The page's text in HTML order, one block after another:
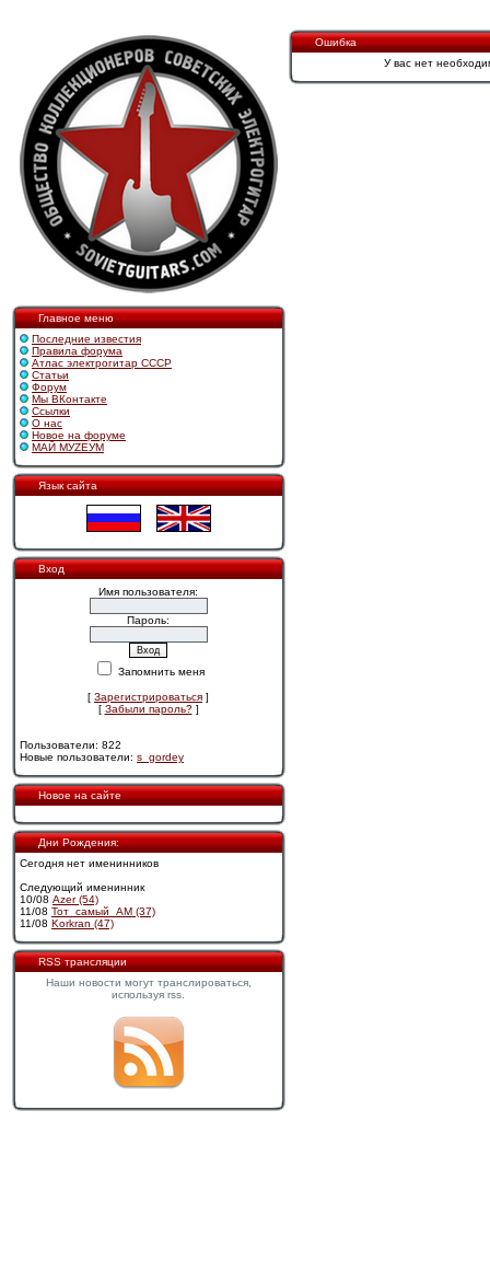
Главное меню
Последние известия
Правила форума
Атлас электрогитар СССР
Статьи
Форум
Мы ВКонтакте
Ссылки
О нас
Новое на форуме
МАЙ МУZЕУМ
Язык сайта
Вход
Имя пользователя:
Пароль:
Запомнить меня
[ Зарегистрироваться ]
[ Забыли пароль?]
Пользователи: 822
Новые пользователи: s_gordey
Новое на сайте
Дни Рождения:
Сегодня нет именинников
Следующий именинник
10/08 Azer (54)
11/08 Тот_самый_АМ (37)
11/08 Korkran (47)
RSS трансляции
Наши новости могут транслироваться,
используя rss.
Ошибка
У вас нет